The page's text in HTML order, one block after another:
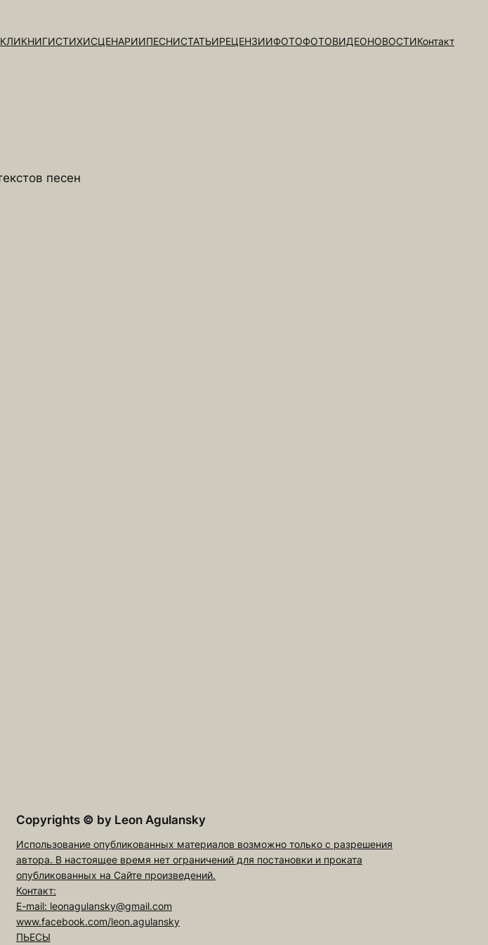
КНИГИСТИХИСЦЕНАРИИПЕСНИСТАТЬИРЕЦЕНЗИИФОТОФОТОВИДЕОНОВОСТИКонтакт
песен
Copyrights © by Leon Agulansky
Использование опубликованных материалов возможно только с разрешения
автора. В настоящее время нет ограничений для постановки и проката
опубликованных на Сайте произведений.
Контакт:
E-mail: leonagulansky@gmail.com
www.facebook.com/leon.agulansky
ПЬЕСЫ